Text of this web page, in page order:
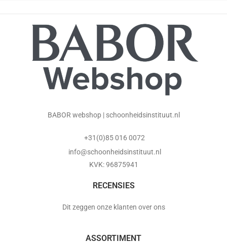
BABOR webshop | schoonheidsinstituut.nl
+31(0)85 016 0072
info@schoonheidsinstituut.nl
KVK: 96875941
RECENSIES
Dit zeggen onze klanten over ons
ASSORTIMENT